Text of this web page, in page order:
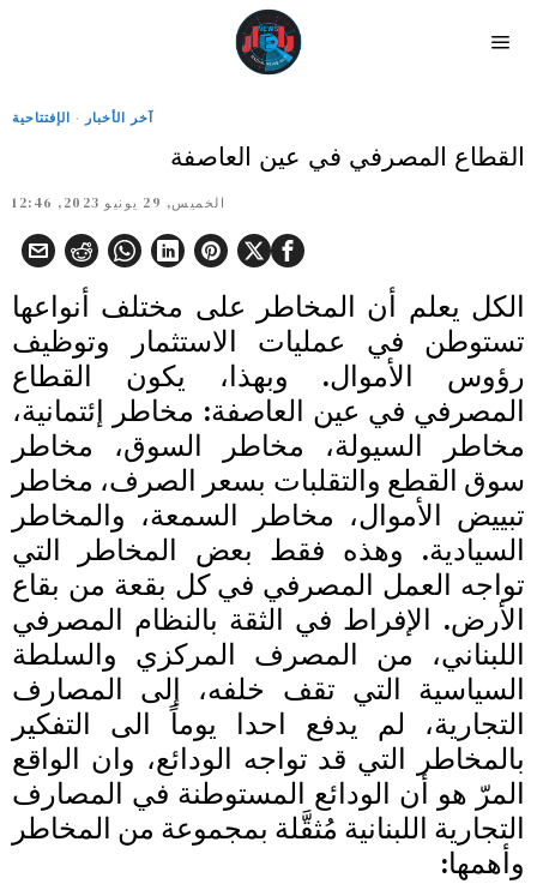
آخر الأخبار · الإفتتاحية
القطاع المصرفي في عين العاصفة
الخميس, 29 يونيو 2023, 12:46
الكل يعلم أن المخاطر على مختلف أنواعها
تستوطن في عمليات الاستثمار وتوظيف
رؤوس الأموال. وبهذا، يكون القطاع
المصرفي في عين العاصفة: مخاطر إئتمانية،
مخاطر السيولة، مخاطر السوق، مخاطر
سوق القطع والتقلبات بسعر الصرف، مخاطر
تبييض الأموال، مخاطر السمعة، والمخاطر
السيادية. وهذه فقط بعض المخاطر التي
تواجه العمل المصرفي في كل بقعة من بقاع
الأرض. الإفراط في الثقة بالنظام المصرفي
اللبناني، من المصرف المركزي والسلطة
السياسية التي تقف خلفه، إلى المصارف
التجارية، لم يدفع احدا يوماً الى التفكير
بالمخاطر التي قد تواجه الودائع، وان الواقع
المرّ هو أن الودائع المستوطنة في المصارف
التجارية اللبنانية مُثقَّلة بمجموعة من المخاطر
وأهمها: